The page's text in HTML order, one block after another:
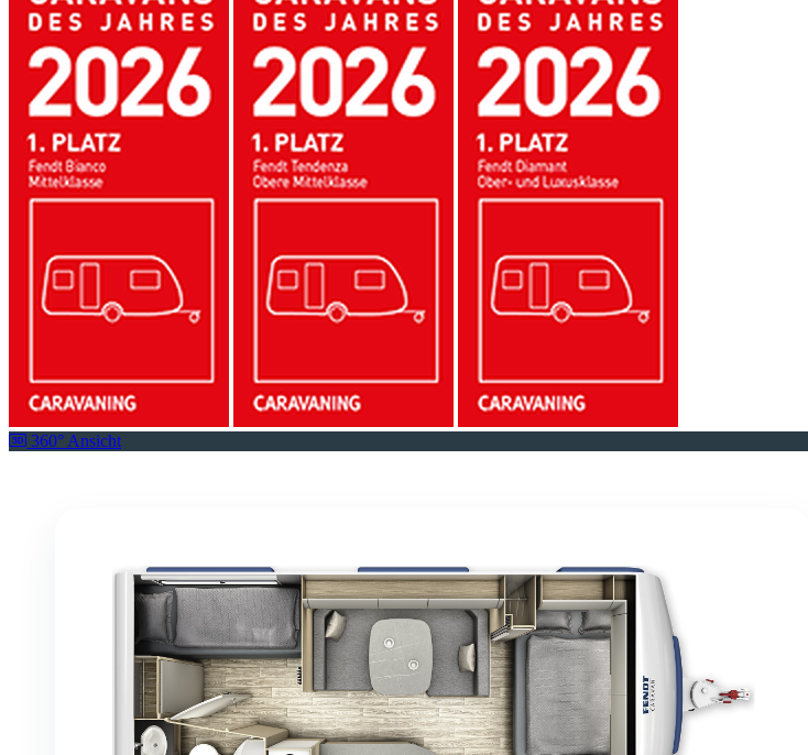
360° Ansicht